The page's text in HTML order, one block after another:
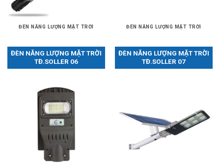
ĐÈN NĂNG LƯỢNG MẶT TRỜI
ĐÈN NĂNG LƯỢNG MẶT TRỜI
TĐ.SOLLER 06
ĐÈN NĂNG LƯỢNG MẶT TRỜI
ĐÈN NĂNG LƯỢNG MẶT TRỜI
TĐ.SOLLER 07